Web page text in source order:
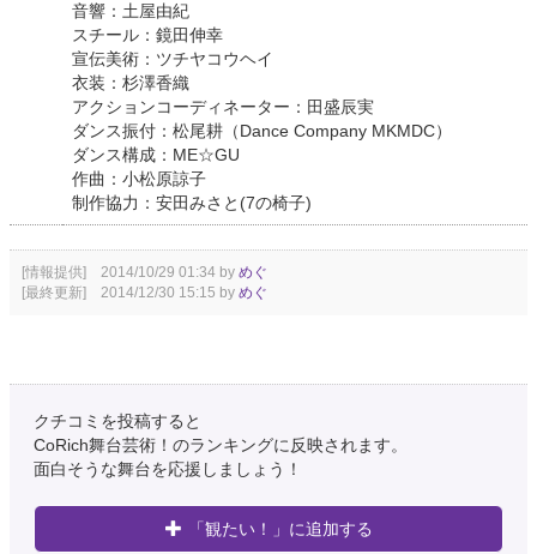
音響：土屋由紀
スチール：鏡田伸幸
宣伝美術：ツチヤコウヘイ
衣装：杉澤香織
アクションコーディネーター：田盛辰実
ダンス振付：松尾耕（Dance Company MKMDC）
ダンス構成：ME☆GU
作曲：小松原諒子
制作協力：安田みさと(7の椅子)
[情報提供] 2014/10/29 01:34 by めぐ
[最終更新] 2014/12/30 15:15 by めぐ
クチコミを投稿すると
CoRich舞台芸術！のランキングに反映されます。
面白そうな舞台を応援しましょう！
「観たい！」に追加する